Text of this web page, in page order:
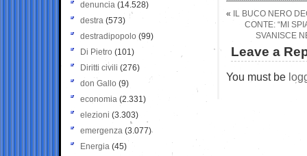
«
IL BUCO NERO
CONTE: “MI
SVANISCE
Leave a
You must be
denuncia (14.528)
destra (573)
destradipopolo (99)
Di Pietro (101)
Diritti civili (276)
don Gallo (9)
economia (2.331)
elezioni (3.303)
emergenza (3.077)
Energia (45)